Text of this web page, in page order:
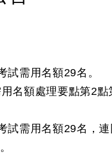
需用名額29名。
額處理要點第2點
需用名額29名，連